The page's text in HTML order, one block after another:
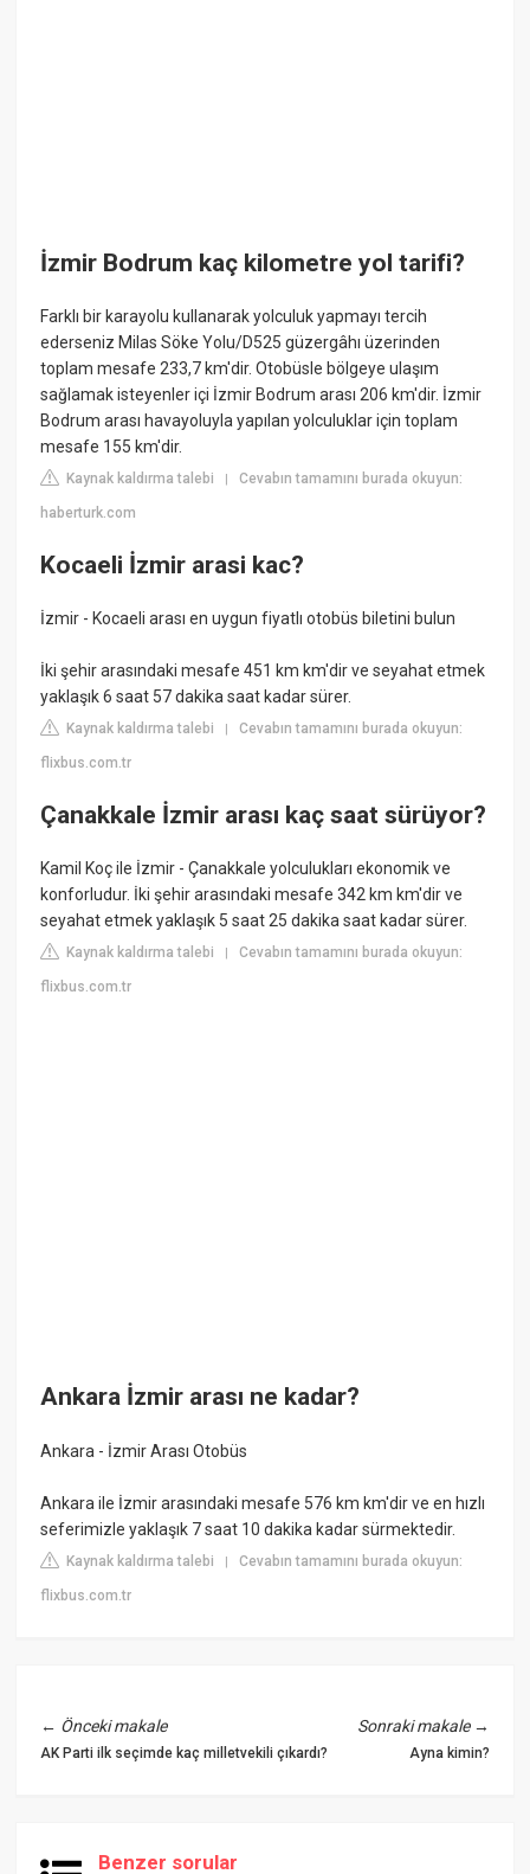
İzmir Bodrum kaç kilometre yol tarifi?
Farklı bir karayolu kullanarak yolculuk yapmayı tercih
ederseniz Milas Söke Yolu/D525 güzergâhı üzerinden
toplam mesafe 233,7 km'dir. Otobüsle bölgeye ulaşım
sağlamak isteyenler içi İzmir Bodrum arası 206 km'dir. İzmir
Bodrum arası havayoluyla yapılan yolculuklar için toplam
mesafe 155 km'dir.
Kaynak kaldırma talebi |Cevabın tamamını burada okuyun:
haberturk.com
Kocaeli İzmir arasi kac?
İzmir - Kocaeli arası en uygun fiyatlı otobüs biletini bulun
İki şehir arasındaki mesafe 451 km km'dir ve seyahat etmek
yaklaşık 6 saat 57 dakika saat kadar sürer.
Kaynak kaldırma talebi |Cevabın tamamını burada okuyun:
flixbus.com.tr
Çanakkale İzmir arası kaç saat sürüyor?
Kamil Koç ile İzmir - Çanakkale yolculukları ekonomik ve
konforludur. İki şehir arasındaki mesafe 342 km km'dir ve
seyahat etmek yaklaşık 5 saat 25 dakika saat kadar sürer.
Kaynak kaldırma talebi |Cevabın tamamını burada okuyun:
flixbus.com.tr
Ankara İzmir arası ne kadar?
Ankara - İzmir Arası Otobüs
Ankara ile İzmir arasındaki mesafe 576 km km'dir ve en hızlı
seferimizle yaklaşık 7 saat 10 dakika kadar sürmektedir.
Kaynak kaldırma talebi |Cevabın tamamını burada okuyun:
flixbus.com.tr
← Önceki makale
AK Parti ilk seçimde kaç milletvekili çıkardı?
Sonraki makale→
Ayna kimin?
Benzer sorular